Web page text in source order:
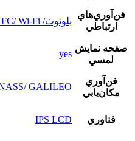
فن‌آوري‌هاي
ارتباطي
بلوتوث/ NFC/ Wi-Fi
صفحه نمايش
لمسي
yes
فن‌آوري
مکان‌يابي
GALILEO
فناوري IPS LCD